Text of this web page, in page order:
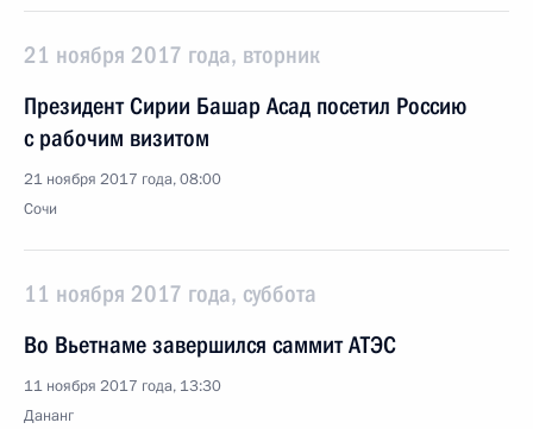
21 ноября 2017 года, вторник
Президент Сирии Башар Асад посетил Россию
с рабочим визитом
21 ноября 2017 года, 08:00
Сочи
11 ноября 2017 года, суббота
Во Вьетнаме завершился саммит АТЭС
11 ноября 2017 года, 13:30
Дананг